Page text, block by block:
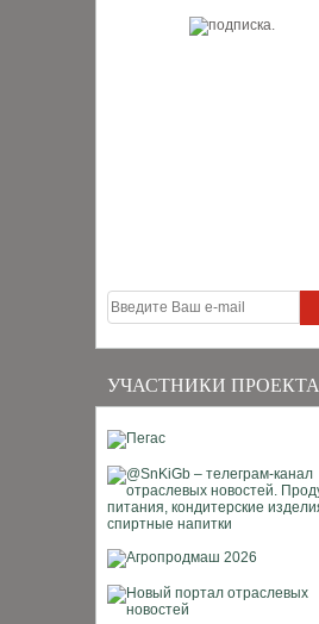
УЧАСТНИКИ ПРОЕКТА